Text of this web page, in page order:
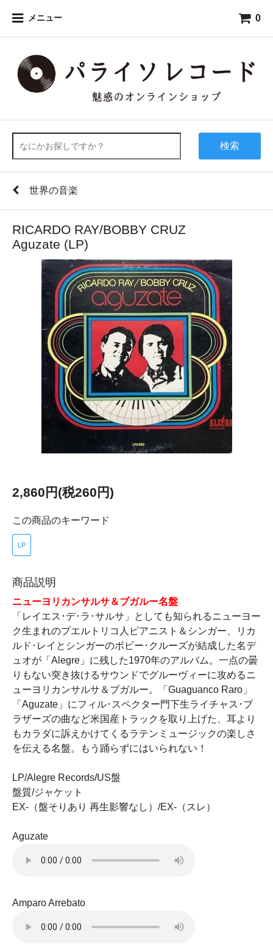
メニュー 0
検索
世界の音楽
RICARDO RAY/BOBBY CRUZ
Aguzate (LP)
2,860円(税260円)
この商品のキーワード
LP
商品説明
ニューヨリカンサルサ＆ブガルー名盤
「レイエス･デ･ラ･サルサ」としても知られるニューヨー
ク生まれのプエルトリコ人ピアニスト＆シンガー、リカ
ルド･レイとシンガーのボビー･クルーズが結成した名デ
ュオが「Alegre」に残した1970年のアルバム。一点の曇
りもない突き抜けるサウンドでグルーヴィーに攻めるニ
ューヨリカンサルサ＆ブガルー。「Guaguanco Raro」
「Aguzate」にフィル･スペクター門下生ライチャス･ブ
ラザーズの曲など米国産トラックを取り上げた、耳より
もカラダに訴えかけてくるラテンミュージックの楽しさ
を伝える名盤。もう踊らずにはいられない！
LP/Alegre Records/US盤
盤質/ジャケット
EX-（盤そりあり 再生影響なし）/EX-（スレ）
Aguzate
Amparo Arrebato